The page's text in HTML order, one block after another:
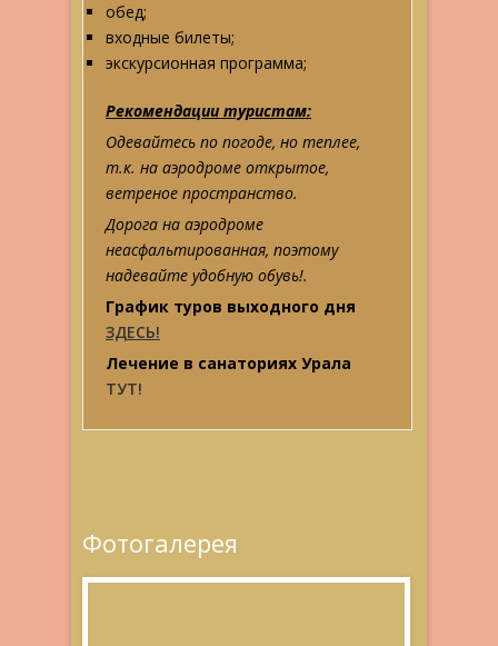
обед;
входные билеты;
экскурсионная программа;
Рекомендации туристам:
Одевайтесь по погоде, но теплее,
т.к. на аэродроме открытое,
ветреное пространство.
Дорога на аэродроме
неасфальтированная, поэтому
надевайте удобную обувь!.
График туров выходного дня
ЗДЕСЬ!
Лечение в санаториях Урала
ТУТ!
Фотогалерея